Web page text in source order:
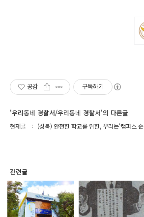
공감 구독하기
'우리동네 경찰서/우리동네 경찰서'의 다른글
현재글 (성북) 안전한 학교를 위한, 우리는'캠퍼스
관련글